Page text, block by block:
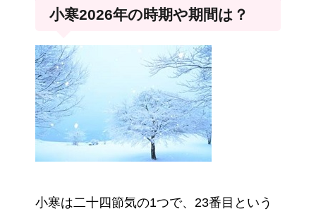
小寒2026年の時期や期間は？
小寒は二十四節気の1つで、23番目という